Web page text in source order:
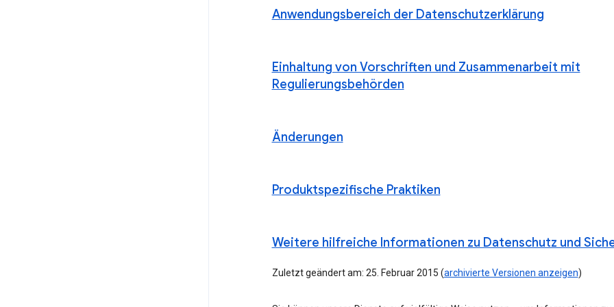
Anwendungsbereich der Datenschutzerklärung
Einhaltung von Vorschriften und Zusammenarbeit mit
Regulierungsbehörden
Änderungen
Produktspezifische Praktiken
Weitere hilfreiche Informationen zu Datenschutz und
Zuletzt geändert am: 25. Februar 2015 (archivierte Versionen anzeigen)